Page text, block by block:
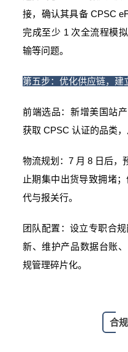
接，确认其具备 CPSC
完成至少 1 次全流程模
输等问题。
第五步：优化供应链，建
前端选品：新增美国站
获取 CPSC 认证的品类，
物流规划：7 月 8 日后，
止期集中出货导致拥堵
代与报关行。
团队配置：设立专职合
新、维护产品数据台账
规管理碎片化。
合